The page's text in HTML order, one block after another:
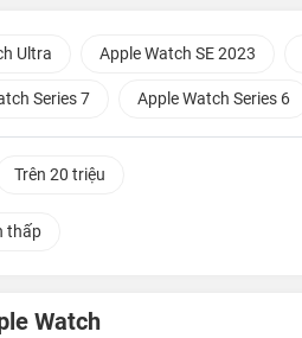
Ultra Apple Watch SE 2023
Series 7 Apple Watch Series 6
Trên 20 triệu
thấp
Watch